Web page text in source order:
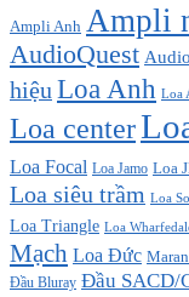
Ampli Anh Ampli
AudioQuest
hiệu Loa Anh Loa
Loa center
Loa Focal Loa Jamo Loa
Loa siêu trầm Loa
Loa Triangle Loa
Mạch Loa Đức
Đầu Bluray Đầu SACD/